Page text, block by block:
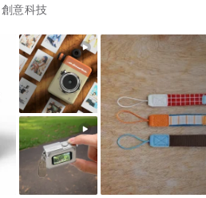
創意科技